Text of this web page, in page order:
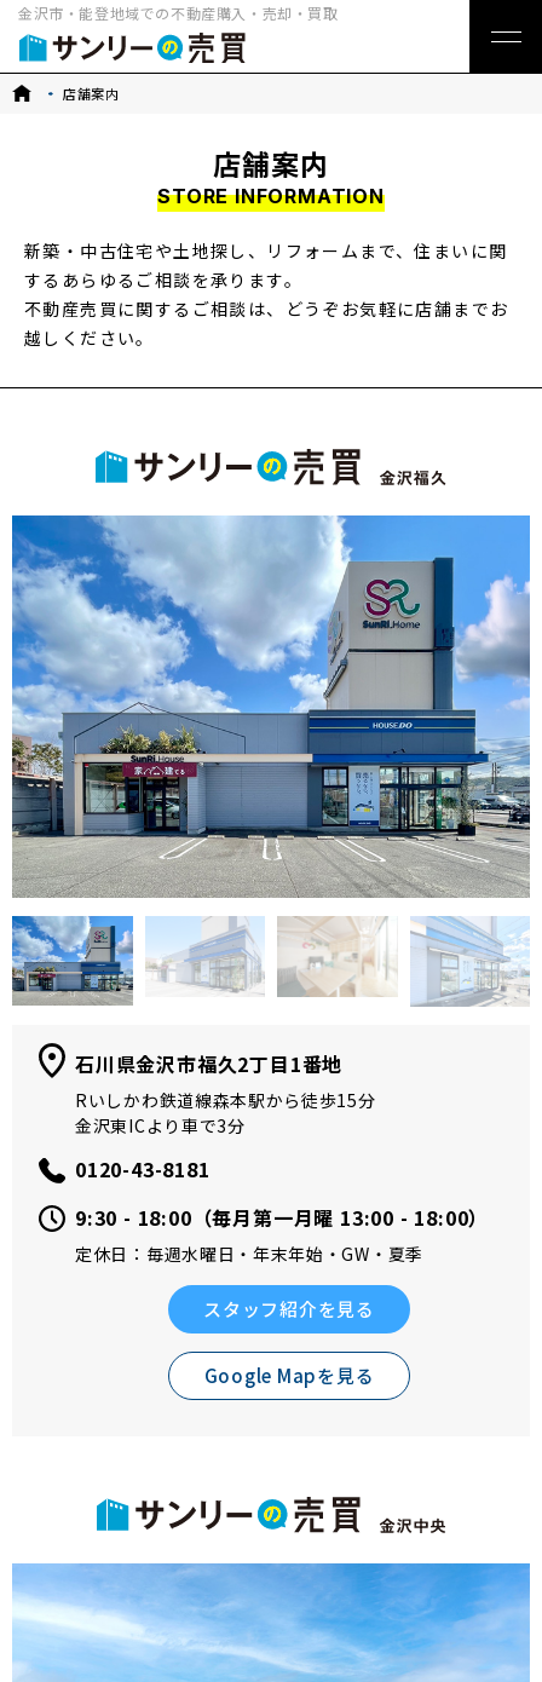
金沢市・能登地域での不動産購入・売却・買取
トップ店舗案内
店舗案内
STORE INFORMATION
新築・中古住宅や土地探し、リフォームまで、住まいに関
するあらゆるご相談を承ります。
不動産売買に関するご相談は、どうぞお気軽に店舗までお
越しください。
石川県金沢市福久2丁目1番地
Rいしかわ鉄道線森本駅から徒歩15分
金沢東ICより車で3分
0120-43-8181
9:30 - 18:00（毎月第一月曜 13:00 - 18:00）
定休日：毎週水曜日・年末年始・GW・夏季
スタッフ紹介を見る
Google Mapを見る